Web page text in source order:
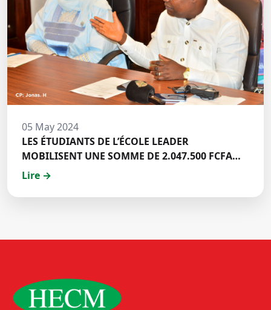
05 May 2024
LES ÉTUDIANTS DE L’ÉCOLE LEADER
MOBILISENT UNE SOMME DE 2.047.500 FCFA
POUR LE FONDS ZÉRO PALU:DISCOURS DE M.
DE HECM
Lire →